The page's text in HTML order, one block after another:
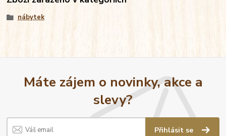
nábytek
Máte zájem o novinky, akce a
slevy?
Přihlásit se